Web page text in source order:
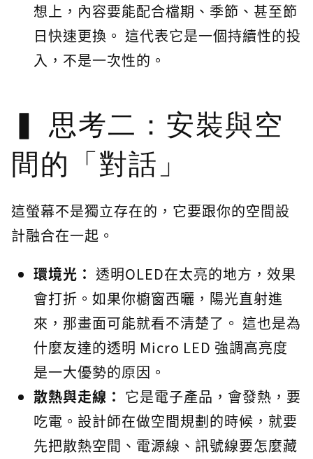
想上，內容要能配合檔期、季節、甚至節
日快速更換。 這代表它是一個持續性的投
入，不是一次性的。
思考二：安裝與空
間的「對話」
這螢幕不是獨立存在的，它要跟你的空間設
計融合在一起。
環境光： 透明OLED在太亮的地方，效果
會打折。如果你櫥窗西曬，陽光直射進
來，那畫面可能就看不清楚了。 這也是為
什麼友達的透明 Micro LED 強調高亮度
是一大優勢的原因。
散熱與走線： 它是電子產品，會發熱，要
吃電。設計師在做空間規劃的時候，就要
先把散熱空間、電源線、訊號線要怎麼藏